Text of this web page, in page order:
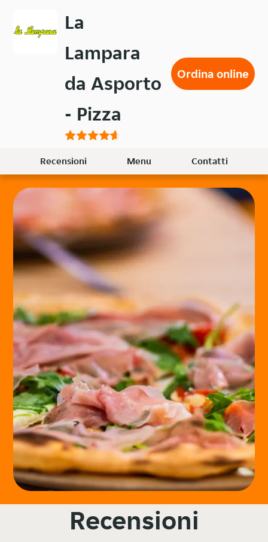
contenuto
La
Lampara
da Asporto
- Pizza
Ordina online
Recensioni Menu Contatti
Recensioni